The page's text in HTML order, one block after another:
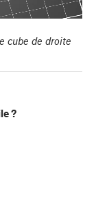
cube de droite
?